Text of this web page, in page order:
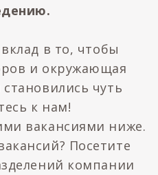
.
в то, чтобы
и окружающая
чуть
к нам!
вакансиями ниже.
Посетите
компании